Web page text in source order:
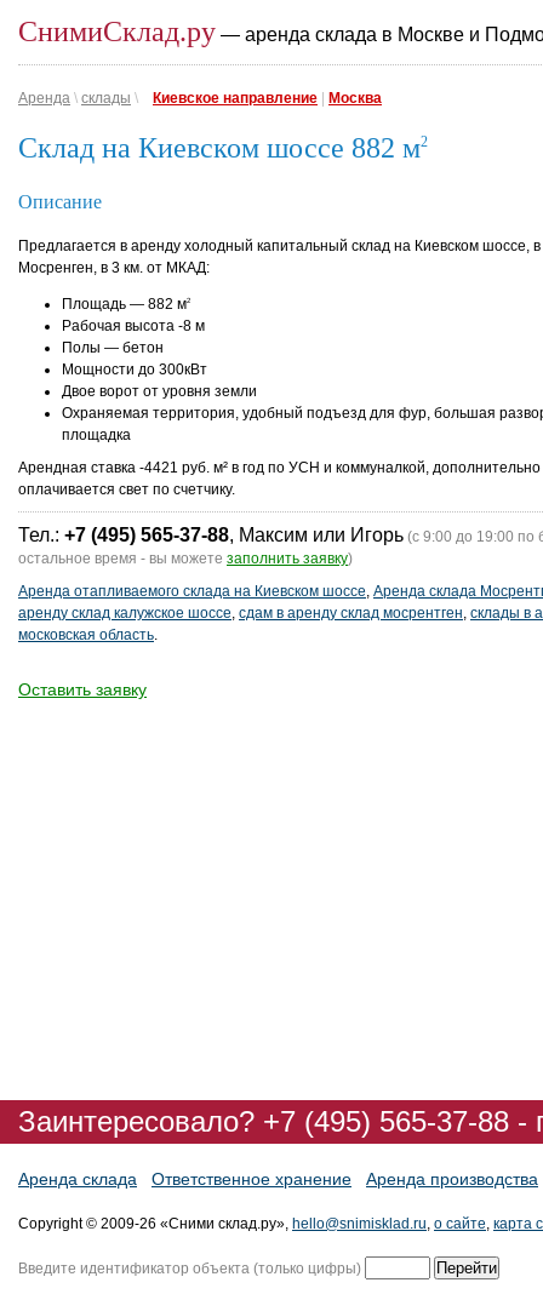
СнимиСклад.ру — аренда склада в Москве и
Аренда \ склады \ Киевское направление Москва
Склад на Киевском шоссе 882 м2
Описание
Предлагается в аренду холодный капитальный склад на Киевском шоссе, в
Мосренген, в 3 км. от МКАД:
Площадь — 882 м2
Рабочая высота -8 м
Полы — бетон
Мощности до 300кВт
Двое ворот от уровня земли
Охраняемая территория, удобный подъезд для фур, большая
площадка
Арендная ставка -4421 руб. м² в год по УСН и коммуналкой, дополнительно
оплачивается свет по счетчику.
Тел.: +7 (495) 565-37-88, Максим или Игорь (с 9:00 до 19:00 по
остальное время - вы можете заполнить заявку)
Аренда отапливаемого склада на Киевском шоссе, Аренда склада
аренду склад калужское шоссе, сдам в аренду склад мосрентген, склады в
московская область.
Оставить заявку
Заинтересовало? +7 (495) 565-37-88
Аренда склада Ответственное хранение Аренда производства
Copyright © 2009-26 «Сними склад.ру», hello@snimisklad.ru, о сайте, карта
Введите идентификатор объекта (только цифры)